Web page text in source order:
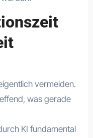
vermeiden.
was gerade
KI fundamental